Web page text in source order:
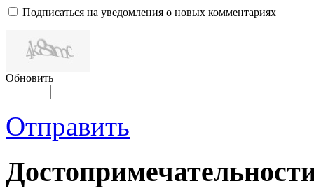
Подписаться на уведомления о новых комментариях
Обновить
Отправить